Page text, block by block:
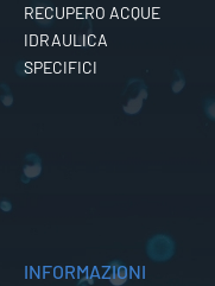
RECUPERO ACQUE
IDRAULICA
SPECIFICI
INFORMAZIONI